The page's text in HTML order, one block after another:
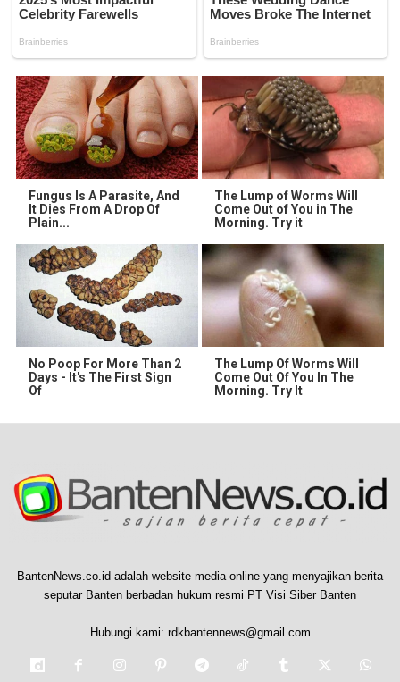
Fungus Is A Parasite, And
It Dies From A Drop Of
Plain...
The Lump of Worms Will
Come Out of You in The
Morning. Try it
No Poop For More Than 2
Days - It's The First Sign
Of
The Lump Of Worms Will
Come Out Of You In The
Morning. Try It
BantenNews.co.id adalah website media online yang menyajikan berita
seputar Banten berbadan hukum resmi PT Visi Siber Banten
Hubungi kami: rdkbantennews@gmail.com